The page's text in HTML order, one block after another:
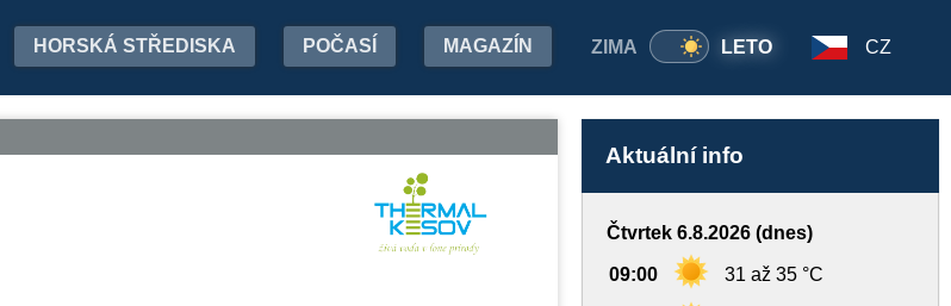
ZIMA LETO
HORSKÁ STŘEDISKA POČASÍ MAGAZÍN CZ
Aktuální info
Čtvrtek 6.8.2026 (dnes)
09:00 31 až 35 °C